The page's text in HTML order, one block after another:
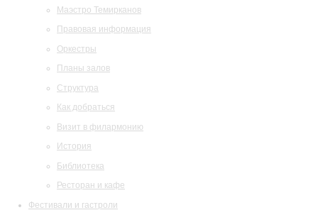
Маэстро Темирканов
Правовая информация
Оркестры
Планы залов
Структура
Как добраться
Визит в филармонию
История
Библиотека
Ресторан и кафе
Фестивали и гастроли